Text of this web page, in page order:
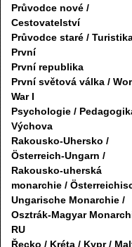
Průvodce nové /
Cestovatelství
Průvodce staré /
První
První republika
První světová válka /
War I
Psychologie /
Výchova
Rakousko-Uhersko /
Österreich-Ungarn /
Rakousko-uherská
monarchie /
Ungarische Monarchie /
Osztrák-Magyar
RU
Řecko / Kréta / Kypr /